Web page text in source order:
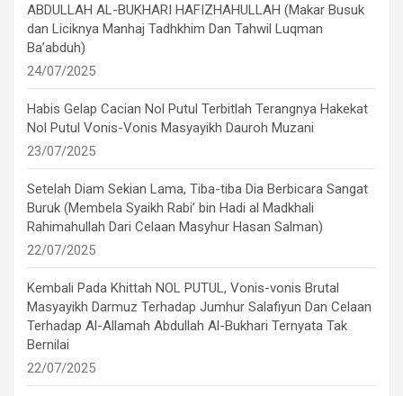
ABDULLAH AL-BUKHARI HAFIZHAHULLAH (Makar Busuk
dan Liciknya Manhaj Tadhkhim Dan Tahwil Luqman
Ba’abduh)
24/07/2025
Habis Gelap Cacian Nol Putul Terbitlah Terangnya Hakekat
Nol Putul Vonis-Vonis Masyayikh Dauroh Muzani
23/07/2025
Setelah Diam Sekian Lama, Tiba-tiba Dia Berbicara Sangat
Buruk (Membela Syaikh Rabi’ bin Hadi al Madkhali
Rahimahullah Dari Celaan Masyhur Hasan Salman)
22/07/2025
Kembali Pada Khittah NOL PUTUL, Vonis-vonis Brutal
Masyayikh Darmuz Terhadap Jumhur Salafiyun Dan Celaan
Terhadap Al-Allamah Abdullah Al-Bukhari Ternyata Tak
Bernilai
22/07/2025